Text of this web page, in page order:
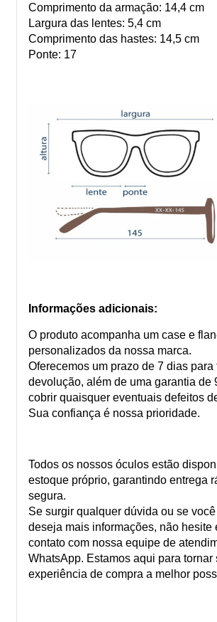
Comprimento da armação: 14,4 cm
Largura das lentes: 5,4 cm
Comprimento das hastes: 14,5 cm
Ponte: 17
Informações adicionais:
O produto acompanha um case e
personalizados da nossa marca.
Oferecemos um prazo de 7 dias para
devolução, além de uma garantia de
cobrir quaisquer eventuais defeitos
Sua confiança é nossa prioridade.
Todos os nossos óculos estão
estoque próprio, garantindo entrega
segura.
Se surgir qualquer dúvida ou se
deseja mais informações, não hesite
contato com nossa equipe de
WhatsApp. Estamos aqui para tornar
experiência de compra a melhor